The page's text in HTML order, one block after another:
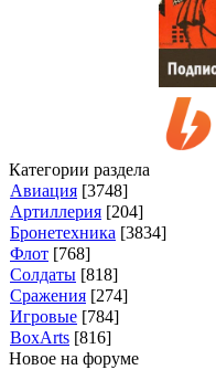
Категории раздела
Авиация [3748]
Артиллерия [204]
Бронетехника [3834]
Флот [768]
Солдаты [818]
Сражения [274]
Игровые [784]
BoxArts [816]
Новое на форуме